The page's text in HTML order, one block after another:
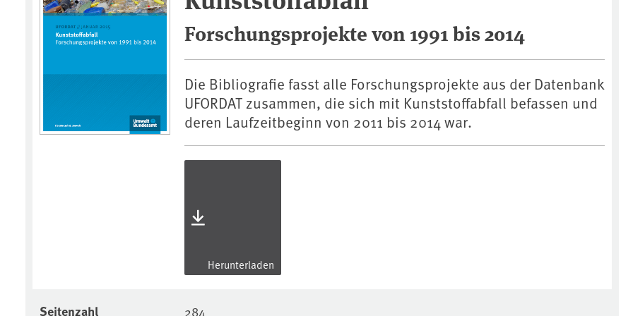
Forschungsprojekte von 1991 bis 2014
Die Bibliografie fasst alle Forschungsprojekte aus der Datenbank
UFORDAT zusammen, die sich mit Kunststoffabfall befassen und
deren Laufzeitbeginn von 2011 bis 2014 war.
Herunterladen
Seitenzahl 284